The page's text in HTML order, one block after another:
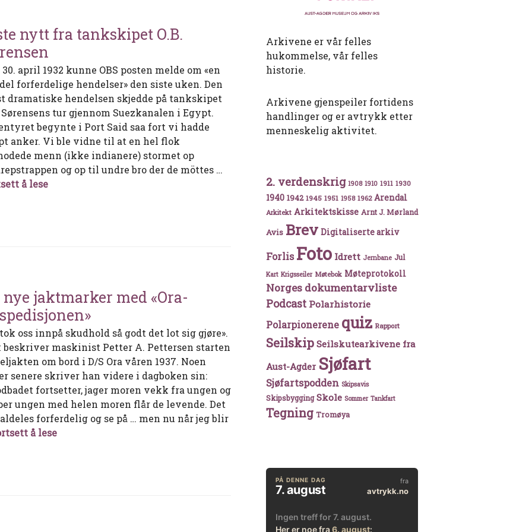
nytt fra tankskipet O.B.
30. april 1932 kunne OBS posten melde om «en
forferdelige hendelser» den siste uken. Den
dramatiske hendelsen skjedde på tankskipet
Sørensens tur gjennom Suezkanalen i Egypt.
begynte i Port Said saa fort vi hadde
anker. Vi ble vidne til at en hel flok
menn (ikke indianere) stormet op
og op til undre bro der de möttes …
å leseSiste nytt fra tankskipet O.B. Sørensen
nye jaktmarker med «Ora-
oss innpå skudhold så godt det lot sig gjøre».
beskriver maskinist Petter A. Pettersen starten
om bord i D/S Ora våren 1937. Noen
senere skriver han videre i dagboken sin:
fortsetter, jager moren vekk fra ungen og
ungen med helen moren flår de levende. Det
forferdelig og se på … men nu når jeg blir
å lesePå nye jaktmarker med «Ora-ekspedisjonen»
Arkivene er vår felles
hukommelse, vår felles
historie.
Arkivene gjenspeiler fortidens
handlinger og er avtrykk etter
menneskelig aktivitet.
2. verdenskrig 1908 1910 1911 1930
1940 1942 1945 1951 1958 1962 Arendal
Arkitekt Arkitektskisse Arnt J. Mørland
Avis Brev Digitaliserte arkiv
Forlis Foto Idrett Jernbane Jul
Kart Krigsseiler Møtebok Møteprotokoll
Norges dokumentarvliste
Podcast Polarhistorie
Polarpionerene quiz Rapport
Seilskip Seilskutearkivene fra
Aust-Agder Sjøfart
Sjøfartspodden Skipsavis
Skipsbygging Skole Sommer Tankfart
Tegning Tromøya